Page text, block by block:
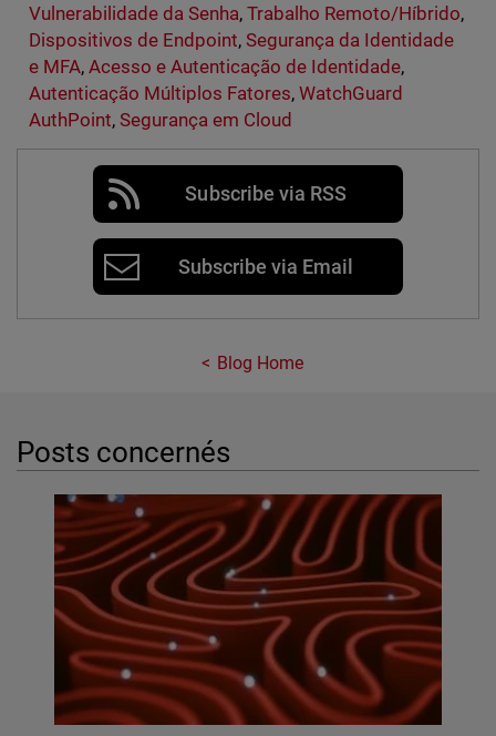
Vulnerabilidade da Senha, Trabalho Remoto/Híbrido,
Dispositivos de Endpoint, Segurança da Identidade
e MFA, Acesso e Autenticação de Identidade,
Autenticação Múltiplos Fatores,WatchGuard
AuthPoint, Segurança em Cloud
Subscribe via RSS
Subscribe via Email
Blog Home
Posts concernés